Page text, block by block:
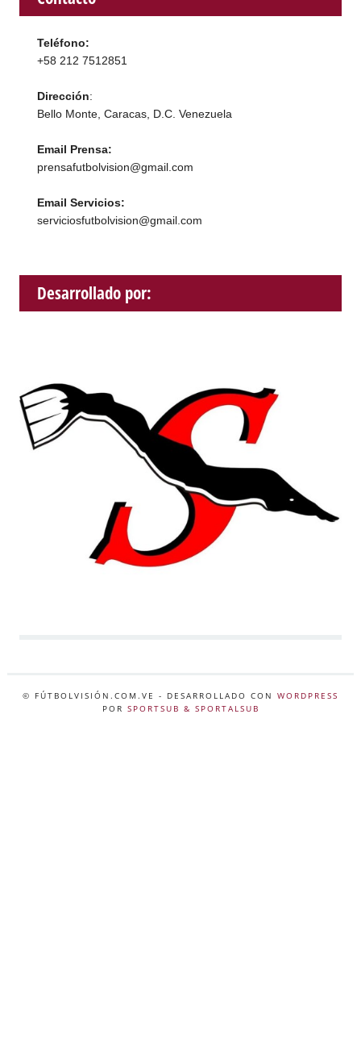
Teléfono:
+58 212 7512851
Dirección:
Bello Monte, Caracas, D.C. Venezuela
Email Prensa:
prensafutbolvision@gmail.com
Email Servicios:
serviciosfutbolvision@gmail.com
Desarrollado por:
© FÚTBOLVISIÓN.COM.VE - DESARROLLADO CON WORDPRESS
POR SPORTSUB & SPORTALSUB